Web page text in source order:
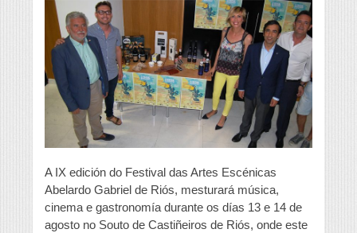
A IX edición do Festival das Artes Escénicas
Abelardo Gabriel de Riós, mesturará música,
cinema e gastronomía durante os días 13 e 14 de
agosto no Souto de Castiñeiros de Riós, onde este